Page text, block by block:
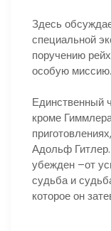
Здесь
специальной
поручению
особую
Единственный
кроме
Адольф
убежден –от
судьба и
которое он